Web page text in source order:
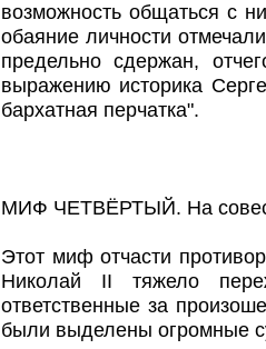
возможность общаться с
обаяние личности
предельно сдержан,
выражению историка
бархатная перчатка".
МИФ ЧЕТВЁРТЫЙ. На
Этот миф отчасти
Николай II тяжело
ответственные за
были выделены огромные